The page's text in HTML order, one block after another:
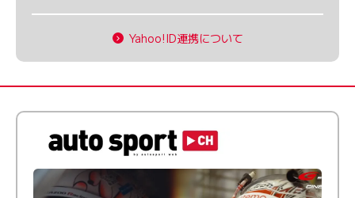
Yahoo!ID連携について